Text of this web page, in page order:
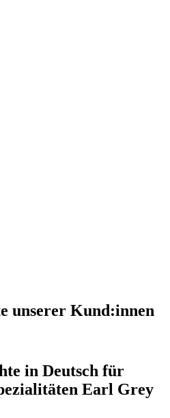
unserer Kund:innen
in Deutsch für
Earl Grey